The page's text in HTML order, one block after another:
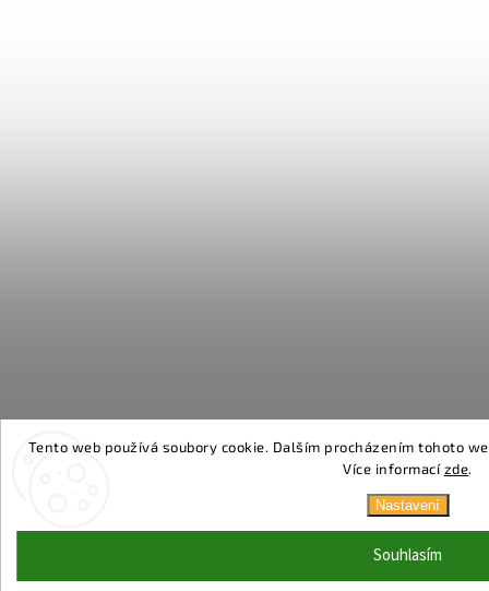
Tento web používá soubory cookie. Dalším procházením tohoto
Více informacízde.
Nastavení
Souhlasím